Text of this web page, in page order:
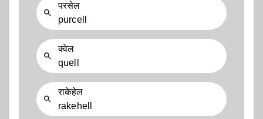
परसेल
purcell
क्वेल
quell
राकेहेल
rakehell